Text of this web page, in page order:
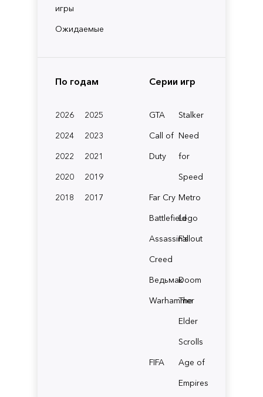
игры
Ожидаемые
По годам
2026
2025
2024
2023
2022
2021
2020
2019
2018
2017
Серии игр
GTA
Stalker
Call of
Duty
Need
for
Speed
Far Cry Metro
BattlefieldLego
Assassin's
Creed
Fallout
ВедьмакDoom
Warhammer
The
Elder
Scrolls
FIFA
Age of
Empires